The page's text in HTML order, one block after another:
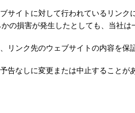
サイトに対して行われているリンク
の損害が発生したとしても、当社は
リンク先のウェブサイトの内容を保
告なしに変更または中止することが